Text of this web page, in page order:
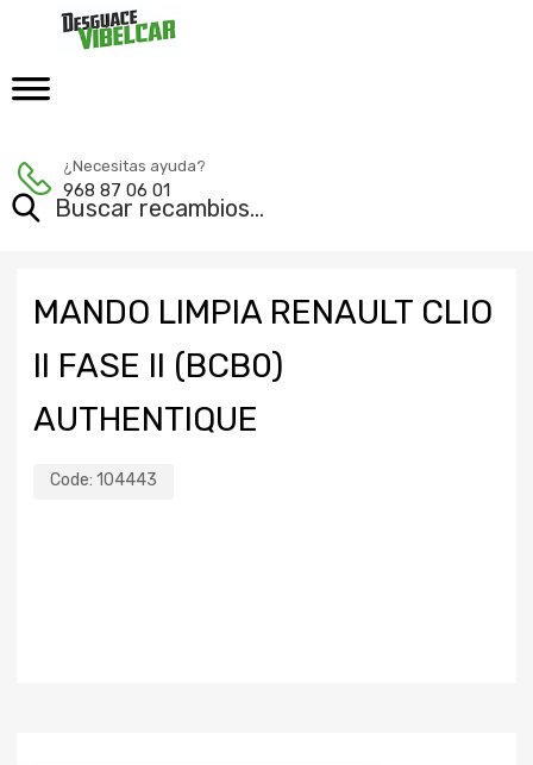
¿Necesitas ayuda?
968 87 06 01
MANDO LIMPIA RENAULT CLIO
II FASE II (BCB0)
AUTHENTIQUE
Code: 104443